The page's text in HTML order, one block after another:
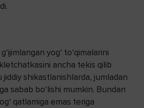
yog‘ to‘qimalarini
ancha tekis qilib
jiddiy shikastlanishlarda, jumladan
sabab bo‘lishi mumkin. Bundan
qatlamiga emas teriga